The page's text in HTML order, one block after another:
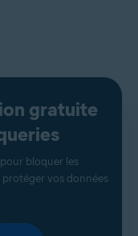
gratuite
bloquer les
protéger vos données